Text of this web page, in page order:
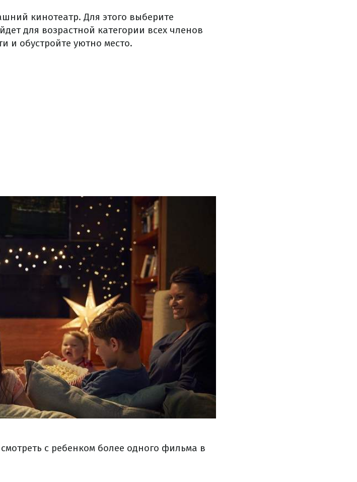
кинотеатр. Для этого выберите
для возрастной категории всех членов
и обустройте уютно место.
с ребенком более одного фильма в